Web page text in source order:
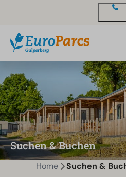
Suchen & Buchen
Home Suchen &